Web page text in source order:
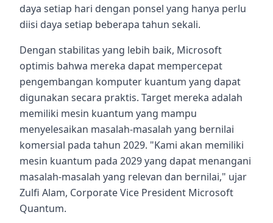
daya setiap hari dengan ponsel yang hanya perlu
diisi daya setiap beberapa tahun sekali.
Dengan stabilitas yang lebih baik, Microsoft
optimis bahwa mereka dapat mempercepat
pengembangan komputer kuantum yang dapat
digunakan secara praktis. Target mereka adalah
memiliki mesin kuantum yang mampu
menyelesaikan masalah-masalah yang bernilai
komersial pada tahun 2029. "Kami akan memiliki
mesin kuantum pada 2029 yang dapat menangani
masalah-masalah yang relevan dan bernilai," ujar
Zulfi Alam, Corporate Vice President Microsoft
Quantum.